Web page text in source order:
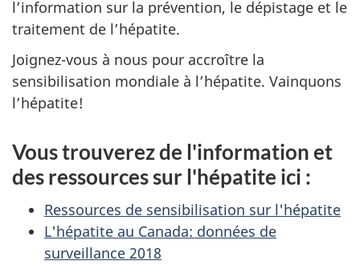
l’information sur la prévention, le dépistage et le
traitement de l’hépatite.
Joignez-vous à nous pour accroître la
sensibilisation mondiale à l’hépatite. Vainquons
l’hépatite!
Vous trouverez de l'information et
des ressources sur l'hépatite ici :
Ressources de sensibilisation sur l'hépatite
L'hépatite au Canada: données de
surveillance 2018